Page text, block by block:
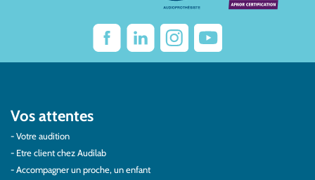
Vos attentes
Votre audition
Etre client chez Audilab
Accompagner un proche, un enfant